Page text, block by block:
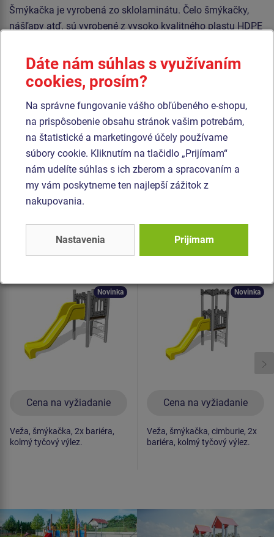
Šmýkačka je vyrobená zo sklolaminátu. Čelo šmýkačky,
nášľapy atď. sú vyrobené z vysoko kvalitného plastu HDPE
vyznačuje vysokou farebnou stálosťou, odolnosťou proti
UV žiareniu a hlavne bezpečnosťou, pretože je nelámavý a
nehrozí tak žiadne nebezpečenstvo zranenia detí ostrými
úlomkami). Podesta je vyrobená z HPL (vysokotlakový
laminát opatrený protišmykom, ktorý sa vyznačuje vysokou
farebnou stálosťou, odolnosťou proti poškriabaniu a
odolnosťou proti vode). Všetok spojovací materiál je
pozinkovaný alebo nerezový.
Podobný
Produkt - UNH-1005K-10
Herná zostava hrad
celokovová
Cena na vyžiadanie
Novinka
Veža, šmýkačka, 2x bariéra,
kolmý tyčový výlez.
Produkt - UNH-1018K-10
Herná zostava hrad
celokovová
Cena na vyžiadanie
Novinka
Veža, šmýkačka, cimburie, 2x
bariéra, kolmý tyčový výlez.
Dáte nám súhlas s využívaním
cookies, prosím?
Na správne fungovanie vášho obľúbeného e-shopu,
na prispôsobenie obsahu stránok vašim potrebám,
na štatistické a marketingové účely používame
súbory cookie. Kliknutím na tlačidlo „Prijímam“
nám udelíte súhlas s ich zberom a spracovaním a
my vám poskytneme ten najlepší zážitok z
nakupovania.
Nastavenia Prijímam